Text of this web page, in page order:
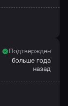
Подтвержден
больше года
назад